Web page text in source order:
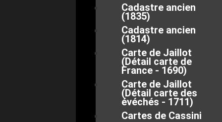
Cadastre ancien
(1835)
Cadastre ancien
(1814)
Carte de Jaillot
(Détail carte de
France - 1690)
Carte de Jaillot
(Détail carte des
évéchés - 1711)
Cartes de Cassini